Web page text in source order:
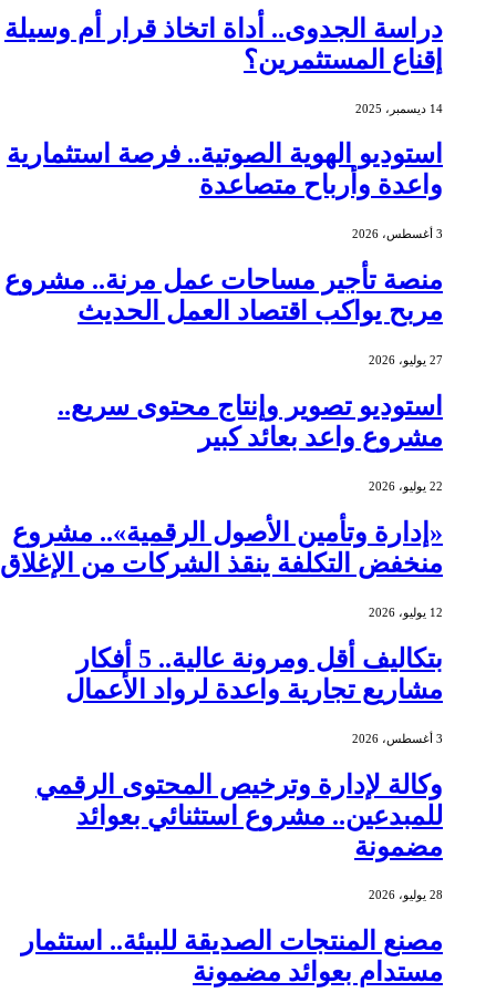
دراسة الجدوى.. أداة اتخاذ قرار أم وسيلة
إقناع المستثمرين؟
14 ديسمبر، 2025
استوديو الهوية الصوتية.. فرصة استثمارية
واعدة وأرباح متصاعدة
3 أغسطس، 2026
منصة تأجير مساحات عمل مرنة.. مشروع
مربح يواكب اقتصاد العمل الحديث
27 يوليو، 2026
استوديو تصوير وإنتاج محتوى سريع..
مشروع واعد بعائد كبير
22 يوليو، 2026
«إدارة وتأمين الأصول الرقمية».. مشروع
منخفض التكلفة ينقذ الشركات من الإغلاق
12 يوليو، 2026
بتكاليف أقل ومرونة عالية.. 5 أفكار
مشاريع تجارية واعدة لرواد الأعمال
3 أغسطس، 2026
وكالة لإدارة وترخيص المحتوى الرقمي
للمبدعين.. مشروع استثنائي بعوائد
مضمونة
28 يوليو، 2026
مصنع المنتجات الصديقة للبيئة.. استثمار
مستدام بعوائد مضمونة